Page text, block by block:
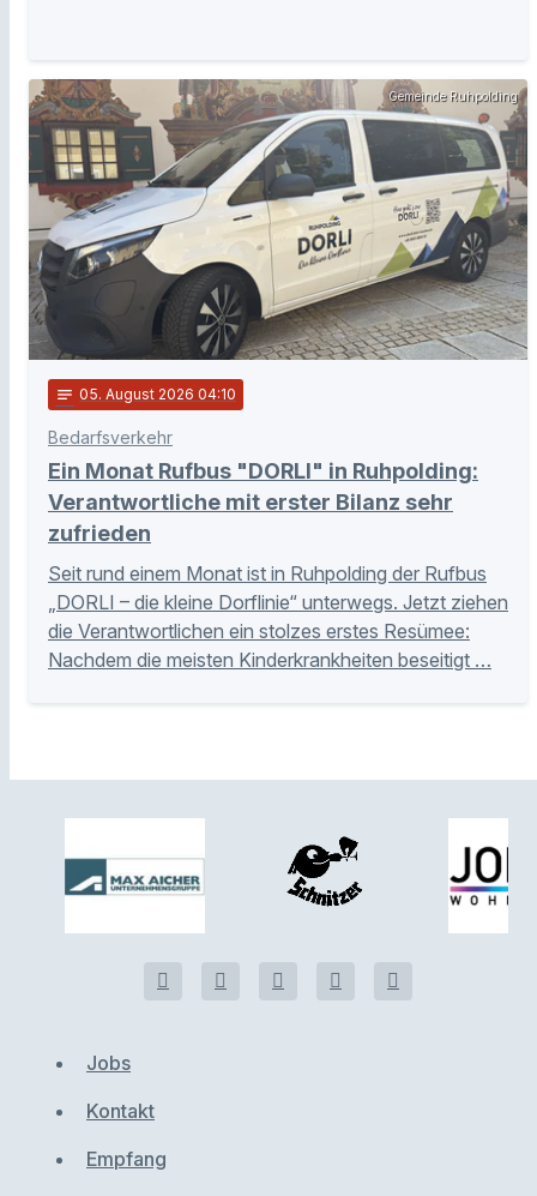
Gemeinde Ruhpolding
notes 05. August 2026 04:10
Bedarfsverkehr
Ein Monat Rufbus "DORLI" in Ruhpolding:
Verantwortliche mit erster Bilanz sehr
zufrieden
Seit rund einem Monat ist in Ruhpolding der Rufbus
„DORLI – die kleine Dorflinie“ unterwegs. Jetzt ziehen
die Verantwortlichen ein stolzes erstes Resümee:
Nachdem die meisten Kinderkrankheiten beseitigt …
Jobs
Kontakt
Empfang